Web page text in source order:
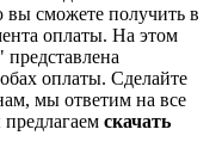
вы сможете получить в
оплаты. На этом
представлена
оплаты. Cделайте
мы ответим на все
скачать